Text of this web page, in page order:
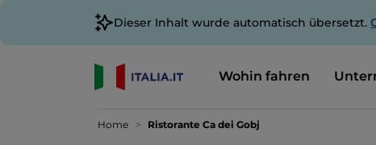
Dieser Inhalt wurde automatisch übersetzt.
Wohin fahren
Home Ristorante Ca dei Gobj